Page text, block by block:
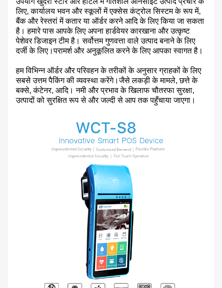
लिए, कार्यालय भवन और स्कूलों में एक्सेस कंट्रोल सिस्टम के रूप में,
बैंक और रेस्तरां में कतार या ऑर्डर करने आदि के लिए किया जा सकता
है। हमारे पास आपके लिए अपना हार्डवेयर कारखाना और उत्कृष्ट
पेशेवर डिजाइन टीम है। सर्वोत्तम गुणवत्ता वाले उत्पाद बनाने के लिए
दर्जी के लिए।परामर्श और अनुकूलित करने के लिए आपका स्वागत है।
हम विभिन्न ऑर्डर और परिवहन के तरीकों के अनुसार ग्राहकों के लिए
सबसे उत्तम पैकिंग की व्यवस्था करेंगे।जैसे लकड़ी के मामले, छत्ते के
बक्से, कंटेनर, आदि। नमी और प्रभाव के खिलाफ चौतरफा सुरक्षा,
उत्पादों को सुरक्षित रूप से और जल्दी से आप तक पहुँचाया जाएगा।